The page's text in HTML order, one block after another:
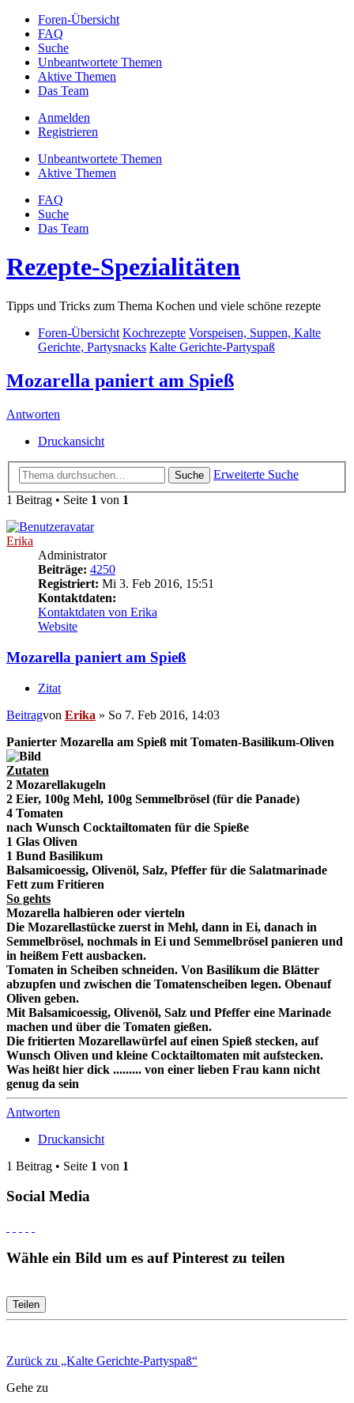
Foren-Übersicht
FAQ
Suche
Unbeantwortete Themen
Aktive Themen
Das Team
Anmelden
Registrieren
Unbeantwortete Themen
Aktive Themen
FAQ
Suche
Das Team
Rezepte-Spezialitäten
Tipps und Tricks zum Thema Kochen und viele schöne rezepte
Foren-Übersicht Kochrezepte Vorspeisen, Suppen, Kalte
Gerichte, Partysnacks Kalte Gerichte-Partyspaß
Mozarella paniert am Spieß
Antworten
Druckansicht
Suche
Erweiterte Suche
1 Beitrag • Seite 1 von 1
Erika
Administrator
Beiträge: 4250
Registriert: Mi 3. Feb 2016, 15:51
Kontaktdaten:
Kontaktdaten von Erika
Website
Mozarella paniert am Spieß
Zitat
Beitragvon Erika » So 7. Feb 2016, 14:03
Panierter Mozarella am Spieß mit Tomaten-Basilikum-Oliven
Zutaten
2 Mozarellakugeln
2 Eier, 100g Mehl, 100g Semmelbrösel (für die Panade)
4 Tomaten
nach Wunsch Cocktailtomaten für die Spieße
1 Glas Oliven
1 Bund Basilikum
Balsamicoessig, Olivenöl, Salz, Pfeffer für die Salatmarinade
Fett zum Fritieren
So gehts
Mozarella halbieren oder vierteln
Die Mozarellastücke zuerst in Mehl, dann in Ei, danach in
Semmelbrösel, nochmals in Ei und Semmelbrösel panieren und
in heißem Fett ausbacken.
Tomaten in Scheiben schneiden. Von Basilikum die Blätter
abzupfen und zwischen die Tomatenscheiben legen. Obenauf
Oliven geben.
Mit Balsamicoessig, Olivenöl, Salz und Pfeffer eine Marinade
machen und über die Tomaten gießen.
Die fritierten Mozarellawürfel auf einen Spieß stecken, auf
Wunsch Oliven und kleine Cocktailtomaten mit aufstecken.
Was heißt hier dick ......... von einer lieben Frau kann nicht
genug da sein
Antworten
Druckansicht
1 Beitrag • Seite 1 von 1
Social Media
Wähle ein Bild um es auf Pinterest zu teilen
Teilen
Zurück zu „Kalte Gerichte-Partyspaß“
Gehe zu